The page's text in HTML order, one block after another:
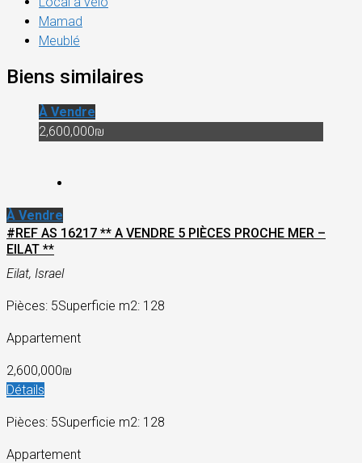
Mamad
Meublé
Biens similaires
À Vendre
2,600,000₪
À Vendre
#REF AS 16217 ** A VENDRE 5 PIÈCES PROCHE MER –
EILAT **
Eilat, Israel
Pièces: 5Superficie m2: 128
Appartement
2,600,000₪
Détails
Pièces: 5Superficie m2: 128
Appartement